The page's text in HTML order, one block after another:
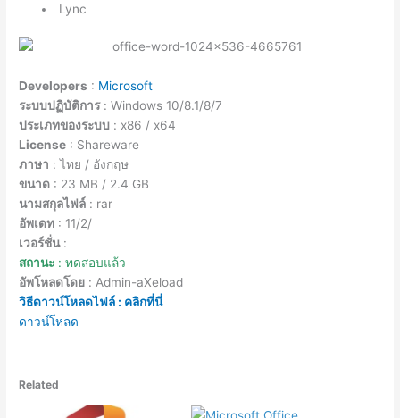
Lync
Developers : Microsoft
ระบบปฏิบัติการ: Windows 10/8.1/8/7
ประเภทของระบบ : x86 / x64
License : Shareware
ภาษา : ไทย / อังกฤษ
ขนาด : 23 MB / 2.4 GB
นามสกุลไฟล์ : rar
อัพเดท : 11/2/
เวอร์ชั่น:
สถานะ : ทดสอบแล้ว
อัพโหลดโดย : Admin-aXeload
วิธีดาวน์โหลดไฟล์ : คลิกที่นี่
ดาวน์โหลด
Related